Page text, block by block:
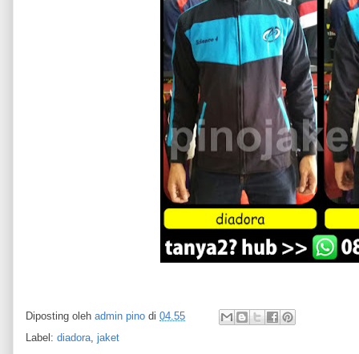
Diposting oleh admin pino di 04.55
Label: diadora jaket